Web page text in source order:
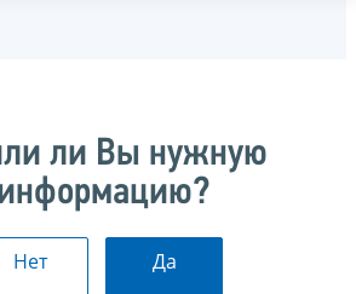
ли Вы нужную
Нет Да